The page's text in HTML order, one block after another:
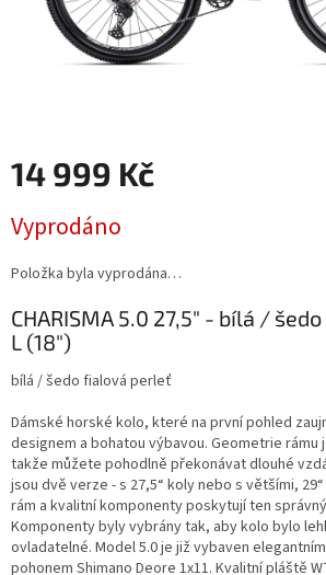
14 999 Kč
cena:
Vyprodáno
Položka byla vyprodána…
CHARISMA 5.0 27,5" - bílá /
L (18")
bílá / šedo fialová perleť
Dámské horské kolo, které na první pohled
designem a bohatou výbavou. Geometrie rámu
takže můžete pohodlně překonávat dlouhé
jsou dvě verze - s 27,5“ koly nebo s většími,
rám a kvalitní komponenty poskytují ten
Komponenty byly vybrány tak, aby kolo bylo
ovladatelné. Model 5.0 je již vybaven
pohonem Shimano Deore 1x11. Kvalitní pláště